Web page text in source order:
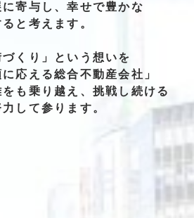
に寄与し、幸せで豊かな
と 考えます。
くり」
という想いを
に応える総合不動産会社」
も 乗り越え、 挑戦し続ける
力して参ります。